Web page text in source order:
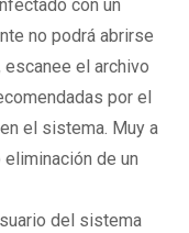
con un
no podrá abrirse
el archivo
por el
el sistema. Muy a
de un
del sistema